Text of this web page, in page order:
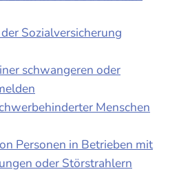
Sozialversicherung
schwangeren oder
Menschen
Personen in Betrieben mit
oder Störstrahlern